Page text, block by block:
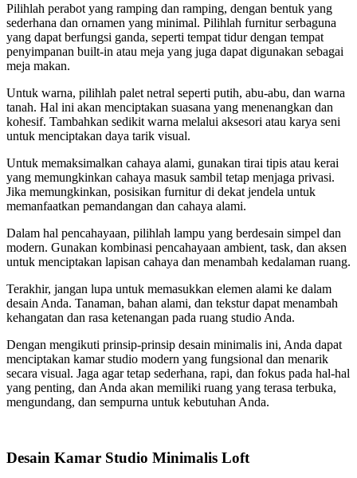
Pilihlah perabot yang ramping dan ramping, dengan bentuk yang
sederhana dan ornamen yang minimal. Pilihlah furnitur serbaguna
yang dapat berfungsi ganda, seperti tempat tidur dengan tempat
penyimpanan built-in atau meja yang juga dapat digunakan sebagai
meja makan.
Untuk warna, pilihlah palet netral seperti putih, abu-abu, dan warna
tanah. Hal ini akan menciptakan suasana yang menenangkan dan
kohesif. Tambahkan sedikit warna melalui aksesori atau karya seni
untuk menciptakan daya tarik visual.
Untuk memaksimalkan cahaya alami, gunakan tirai tipis atau kerai
yang memungkinkan cahaya masuk sambil tetap menjaga privasi.
Jika memungkinkan, posisikan furnitur di dekat jendela untuk
memanfaatkan pemandangan dan cahaya alami.
Dalam hal pencahayaan, pilihlah lampu yang berdesain simpel dan
modern. Gunakan kombinasi pencahayaan ambient, task, dan aksen
untuk menciptakan lapisan cahaya dan menambah kedalaman ruang.
Terakhir, jangan lupa untuk memasukkan elemen alami ke dalam
desain Anda. Tanaman, bahan alami, dan tekstur dapat menambah
kehangatan dan rasa ketenangan pada ruang studio Anda.
Dengan mengikuti prinsip-prinsip desain minimalis ini, Anda dapat
menciptakan kamar studio modern yang fungsional dan menarik
secara visual. Jaga agar tetap sederhana, rapi, dan fokus pada hal-hal
yang penting, dan Anda akan memiliki ruang yang terasa terbuka,
mengundang, dan sempurna untuk kebutuhan Anda.
Desain Kamar Studio Minimalis Loft